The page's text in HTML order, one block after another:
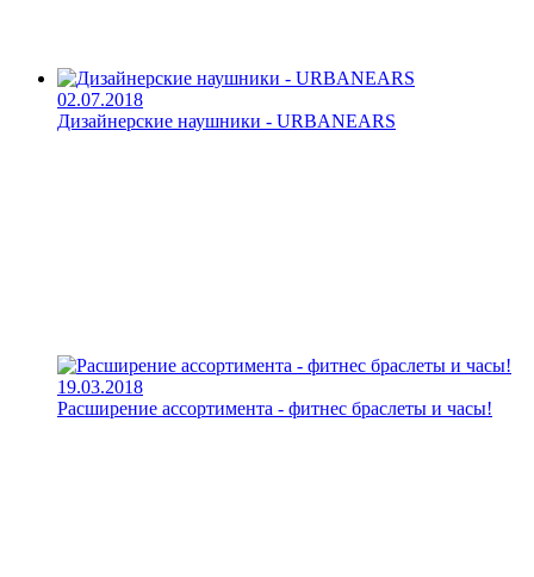
02.07.2018
Дизайнерские наушники - URBANEARS
19.03.2018
Расширение ассортимента - фитнес браслеты и часы!